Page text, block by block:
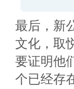
最后，新
文化，取
要证明他
个已经存